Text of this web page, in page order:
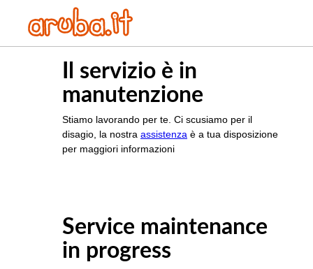
Il servizio è in
manutenzione
Stiamo lavorando per te. Ci scusiamo per il
disagio, la nostra assistenza è a tua disposizione
per maggiori informazioni
Service maintenance
in progress